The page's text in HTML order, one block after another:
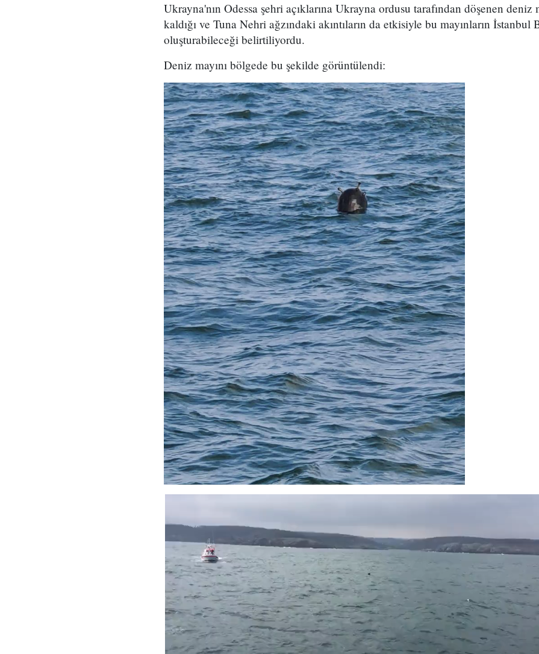
Ukrayna'nın Odessa şehri açıklarına Ukrayna ordusu tarafından döşenen deniz
kaldığı ve Tuna Nehri ağzındaki akıntıların da etkisiyle bu mayınların İstanbul
oluşturabileceği belirtiliyordu.
Deniz mayını bölgede bu şekilde görüntülendi: